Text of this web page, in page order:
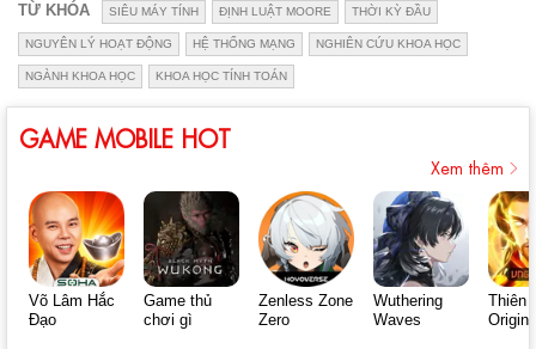
TỪ KHÓA SIÊU MÁY TÍNH ĐỊNH LUẬT MOORE THỜI KỲ ĐẦU
NGUYÊN LÝ HOẠT ĐỘNG HỆ THỐNG MẠNG NGHIÊN CỨU KHOA HỌC
NGÀNH KHOA HỌC KHOA HỌC TÍNH TOÁN
GAME MOBILE HOT
Xem thêm
Võ Lâm Hắc
Đạo
Game thủ
chơi gì
Zenless Zone
Zero
Wuthering
Waves
Thiên
Origin